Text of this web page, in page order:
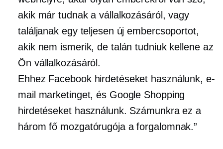
akik már tudnak a vállalkozásáról, vagy
találjanak egy teljesen új embercsoportot,
akik nem ismerik, de talán tudniuk kellene az
Ön vállalkozásáról.
Ehhez Facebook hirdetéseket használunk, e-
mail marketinget, és Google Shopping
hirdetéseket használunk. Számunkra ez a
három fő mozgatórugója a forgalomnak.”